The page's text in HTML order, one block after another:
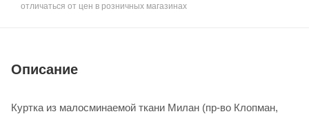
отличаться от цен в розничных магазинах
Описание
Куртка из малосминаемой ткани Милан (пр-во Клопман,